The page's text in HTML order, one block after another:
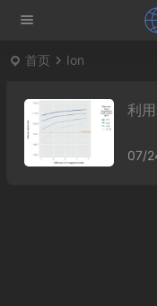
首页 Ion
利
07/